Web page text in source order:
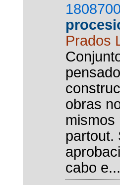
Prados
obras
mismos
partout.
cabo e...